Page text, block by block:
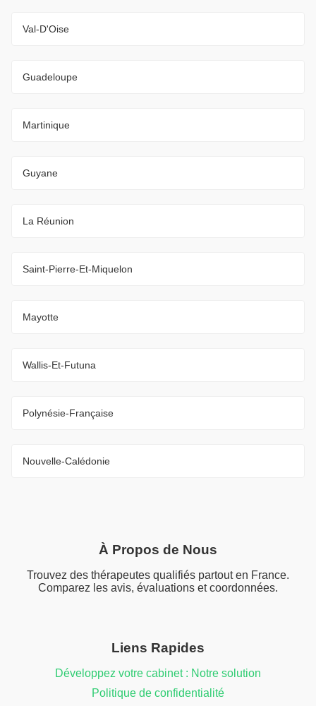
Val-D'Oise
Guadeloupe
Martinique
Guyane
La Réunion
Saint-Pierre-Et-Miquelon
Mayotte
Wallis-Et-Futuna
Polynésie-Française
Nouvelle-Calédonie
À Propos de Nous
Trouvez des thérapeutes qualifiés partout en France.
Comparez les avis, évaluations et coordonnées.
Liens Rapides
Développez votre cabinet : Notre solution
Politique de confidentialité